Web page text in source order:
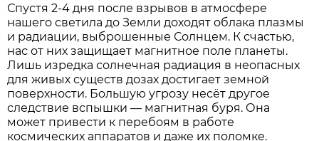
Спустя 2-4 дня после взрывов в атмосфере
нашего светила до Земли доходят облака плазмы
и радиации, выброшенные Солнцем. К счастью,
нас от них защищает магнитное поле планеты.
Лишь изредка солнечная радиация в неопасных
для живых существ дозах достигает земной
поверхности. Бoльшую угрозу несёт другое
следствие вспышки — магнитная буря. Она
может привести к перебоям в работе
космических аппаратов и даже их поломке.